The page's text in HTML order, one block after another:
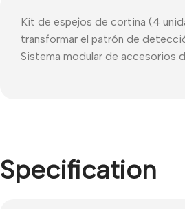
Kit de espejos de cortina (4
transformar el patrón de
Sistema modular de accesorios
Specification